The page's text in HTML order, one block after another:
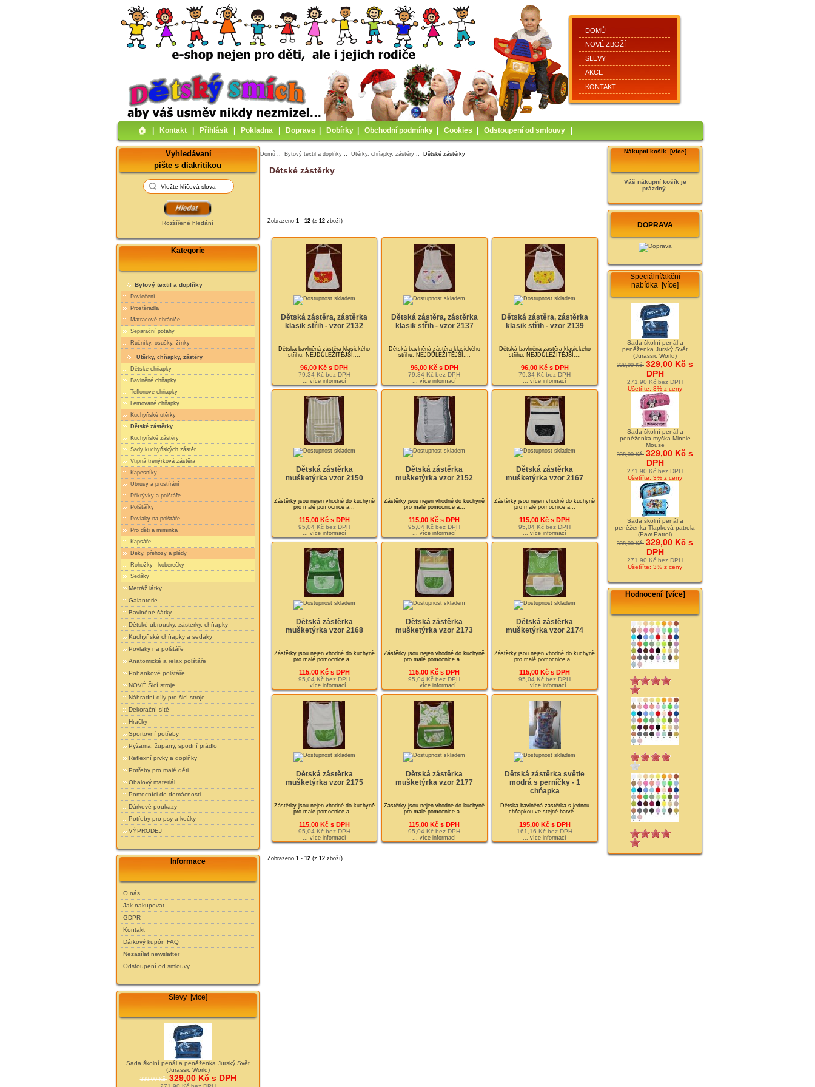
DOMŮ
NOVÉ ZBOŽÍ
SLEVY
AKCE
KONTAKT
🏠︎ Kontakt Přihlásit Pokladna Doprava Dobírky Obchodní podmínky Cookies Odstoupení od smlouvy
Vyhledávaní
pište s diakritikou
Rozšířené hledání
Kategorie
Bytový textil a doplňky
Povlečení
Prostěradla
Matracové chrániče
Separační potahy
Ručníky, osušky, žínky
Utěrky, chňapky, zástěry
Dětské chňapky
Bavlněné chňapky
Teflonové chňapky
Lemované chňapky
Kuchyňské utěrky
Dětské zástěrky
Kuchyňské zástěry
Sady kuchyňských zástěr
Vtipná trenýrková zástěra
Kapesníky
Ubrusy a prostírání
Přikrývky a polštáře
Polštářky
Povlaky na polštáře
Pro děti a miminka
Kapsáře
Deky, přehozy a plédy
Rohožky - koberečky
Sedáky
Metráž látky
Galanterie
Bavlněné šátky
Dětské ubrousky, zásterky, chňapky
Kuchyňské chňapky a sedáky
Povlaky na polštáře
Anatomické a relax polštáře
Pohankové polštáře
NOVÉ Šicí stroje
Náhradní díly pro šicí stroje
Dekorační sítě
Hračky
Sportovní potřeby
Pyžama, župany, spodní prádlo
Reflexní prvky a doplňky
Potřeby pro malé děti
Obalový materiál
Pomocníci do domácnosti
Dárkové poukazy
Potřeby pro psy a kočky
VÝPRODEJ
Informace
O nás
Jak nakupovat
GDPR
Kontakt
Dárkový kupón FAQ
Nezasílat newslatter
Odstoupení od smlouvy
Slevy [více]
Sada školní penál a peněženka Jurský Svět
(Jurassic World)
338,00 Kč 329,00 Kč s DPH
Domů :: Bytový textil a doplňky ::Utěrky, chňapky, zástěry :: Dětské zástěrky
Dětské zástěrky
Zobrazeno 1 - 12(z 12zboží)
Dětská zástěra, zástěrka
klasik střih - vzor 2132
Dětská bavlněná zástěra klasického
střihu. NEJDŮLEŽITĚJŠÍ:...
96,00 Kč s DPH
79,34 Kč bez DPH
... více informací
Dětská zástěra, zástěrka
klasik střih - vzor 2137
Dětská bavlněná zástěra klasického
střihu. NEJDŮLEŽITĚJŠÍ:...
96,00 Kč s DPH
79,34 Kč bez DPH
... více informací
Dětská zástěra, zástěrka
klasik střih - vzor 2139
Dětská bavlněná zástěra klasického
střihu. NEJDŮLEŽITĚJŠÍ:...
96,00 Kč s DPH
79,34 Kč bez DPH
... více informací
Dětská zástěrka
mušketýrka vzor 2150
Zástěrky jsou nejen vhodné do kuchyně
pro malé pomocnice a...
115,00 Kč s DPH
95,04 Kč bez DPH
... více informací
Dětská zástěrka
mušketýrka vzor 2152
Zástěrky jsou nejen vhodné do kuchyně
pro malé pomocnice a...
115,00 Kč s DPH
95,04 Kč bez DPH
... více informací
Dětská zástěrka
mušketýrka vzor 2167
Zástěrky jsou nejen vhodné do kuchyně
pro malé pomocnice a...
115,00 Kč s DPH
95,04 Kč bez DPH
... více informací
Dětská zástěrka
mušketýrka vzor 2168
Zástěrky jsou nejen vhodné do kuchyně
pro malé pomocnice a...
115,00 Kč s DPH
95,04 Kč bez DPH
... více informací
Dětská zástěrka
mušketýrka vzor 2173
Zástěrky jsou nejen vhodné do kuchyně
pro malé pomocnice a...
115,00 Kč s DPH
95,04 Kč bez DPH
... více informací
Dětská zástěrka
mušketýrka vzor 2174
Zástěrky jsou nejen vhodné do kuchyně
pro malé pomocnice a...
115,00 Kč s DPH
95,04 Kč bez DPH
... více informací
Dětská zástěrka
mušketýrka vzor 2175
Zástěrky jsou nejen vhodné do kuchyně
pro malé pomocnice a...
115,00 Kč s DPH
95,04 Kč bez DPH
... více informací
Dětská zástěrka
mušketýrka vzor 2177
Zástěrky jsou nejen vhodné do kuchyně
pro malé pomocnice a...
115,00 Kč s DPH
95,04 Kč bez DPH
... více informací
Dětská zástěrka světle
modrá s perníčky - 1
chňapka
Dětská bavlněná zástěrka s jednou
chňapkou ve stejné barvě....
195,00 Kč s DPH
161,16 Kč bez DPH
... více informací
Zobrazeno 1 - 12(z 12zboží)
Nákupní košík [více]
Váš nákupní košík je
prázdný.
DOPRAVA
Speciální/akční
nabídka [více]
Sada školní penál a
peněženka Jurský Svět
(Jurassic World)
338,00 Kč 329,00 Kč s
DPH
271,90 Kč bez DPH
Ušetříte: 3% z ceny
Sada školní penál a
peněženka myška Minnie
Mouse
338,00 Kč 329,00 Kč s
DPH
271,90 Kč bez DPH
Ušetříte: 3% z ceny
Sada školní penál a
peněženka Tlapková patrola
(Paw Patrol)
338,00 Kč 329,00 Kč s
DPH
271,90 Kč bez DPH
Ušetříte: 3% z ceny
Hodnocení [více]